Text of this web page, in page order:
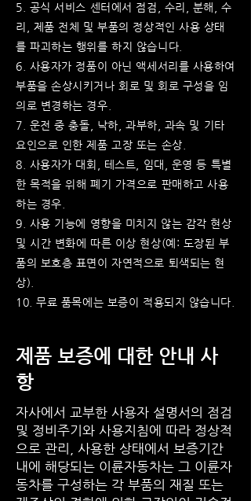
5. 공식 서비스 센터에서 점검, 수리, 분해, 수
리, 제품 전체 및 부품의 정상적인 사용 상태
를 파괴하는 행위를 하지 않습니다.
6. 사용자가 정품이 아닌 액세서리를 사용하여
부품을 손상시키거나 회로 및 회로 구성을 임
의로 변경하는 경우.
7. 운전 중 충돌, 낙하, 과부하, 과속 및 기타
요인으로 인한 제품 고장 또는 손상.
8. 사용자가 대회, 테스트, 임대, 운영 등 특별
한 목적을 위해 폐기 가격으로 판매하고 사용
하는 경우.
9. 사용 기능에 영향을 미치지 않는 감각 현상
및 시간 변화에 따른 이상 현상(예: 도장된 부
품의 보호층 표면이 자연적으로 퇴색되는 현
상).
10. 무료 품목에는 보증이 적용되지 않습니다.
제품 보증에 대한 안내 사
항
자사에서 교부한 사용자 설명서의 점검
및 정비주기와 사용지침에 따라 정상적
으로 관리, 사용한 상태에서 보증기간
내에 해당되는 이륜자동차는 그 이륜자
동차를 구성하는 각 부품의 재질 또는